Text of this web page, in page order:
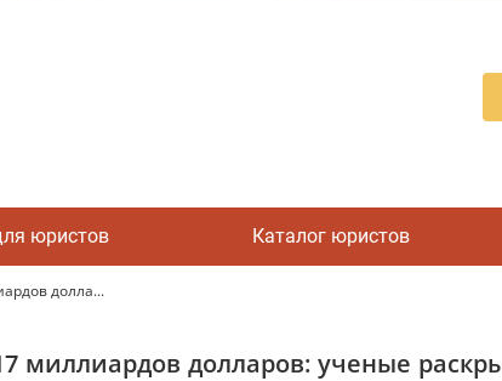
юристов Каталог юристов
долла...
миллиардов долларов: ученые